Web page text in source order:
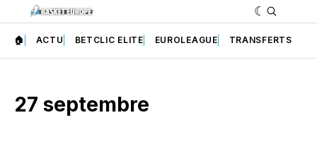
🏠 ACTU BETCLIC ELITE EUROLEAGUE TRANSFERTS
27 septembre